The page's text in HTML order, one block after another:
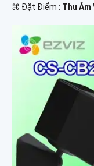
️⌘ Đặt Điểm : Thu Âm